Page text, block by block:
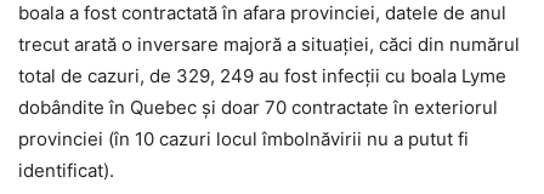
boala a fost contractată în afara provinciei, datele de anul
trecut arată o inversare majoră a situației, căci din numărul
total de cazuri, de 329, 249 au fost infecții cu boala Lyme
dobândite în Quebec și doar 70 contractate în exteriorul
provinciei (în 10 cazuri locul îmbolnăvirii nu a putut fi
identificat).